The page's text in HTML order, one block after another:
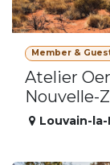
Member &
Atelier
Nouvelle-
Louvain-